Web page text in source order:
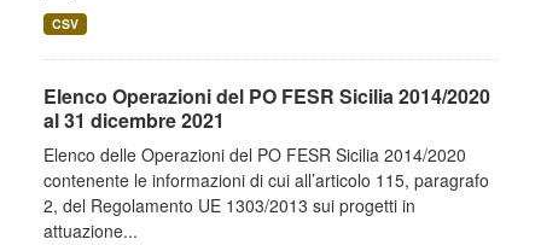
CSV
Elenco Operazioni del PO FESR Sicilia 2014/2020
al 31 dicembre 2021
Elenco delle Operazioni del PO FESR Sicilia 2014/2020
contenente le informazioni di cui all’articolo 115, paragrafo
2, del Regolamento UE 1303/2013 sui progetti in
attuazione...